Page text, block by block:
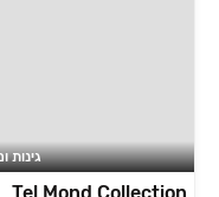
גינות